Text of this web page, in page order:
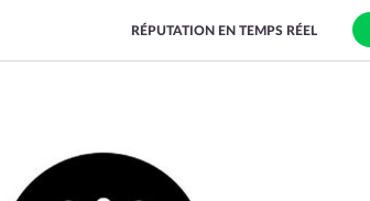
RÉPUTATION EN TEMPS RÉEL